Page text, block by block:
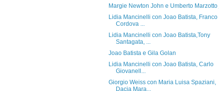
Margie Newton John e Umberto Marzotto
Lidia Mancinelli con Joao Batista, Franco
Cordova ...
Lidia Mancinelli con Joao Batista,Tony
Santagata, ...
Joao Batista e Gila Golan
Lidia Mancinelli con Joao Batista, Carlo
Giovanell...
Giorgio Weiss con Maria Luisa Spaziani,
Dacia Mara...